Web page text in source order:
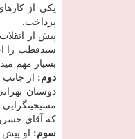
یكی از
پرداخت.
پیش از
سیدقطب را
بسیار مهم
دوم:
از
دوستان
كه آقای
سوم:
او